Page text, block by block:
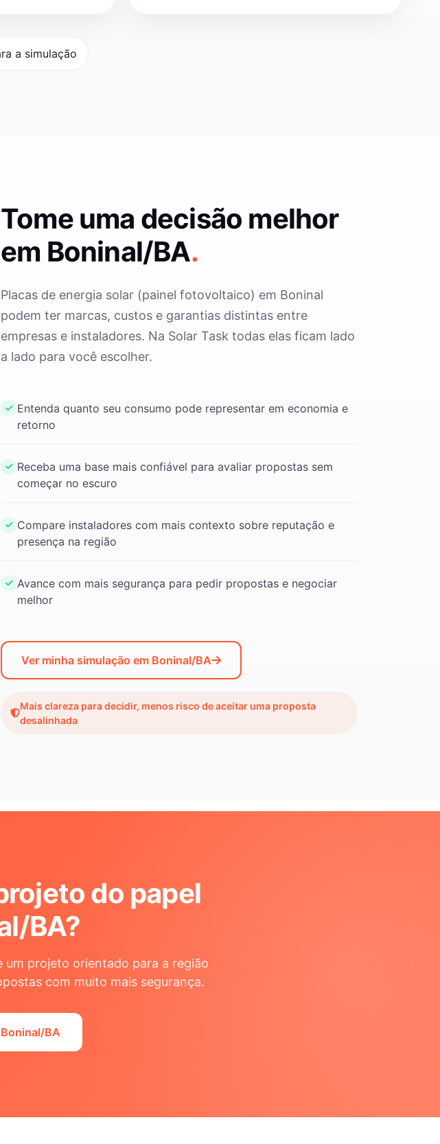
a simulação
Tome uma decisão melhor
em Boninal/BA.
Placas de energia solar (painel fotovoltaico) em Boninal
podem ter marcas, custos e garantias distintas entre
empresas e instaladores. Na Solar Task todas elas ficam lado
a lado para você escolher.
Entenda quanto seu consumo pode representar em economia e
retorno
Receba uma base mais confiável para avaliar propostas sem
começar no escuro
Compare instaladores com mais contexto sobre reputação e
presença na região
Avance com mais segurança para pedir propostas e negociar
melhor
Ver minha simulação em Boninal/BA
Mais clareza para decidir, menos risco de aceitar uma proposta
desalinhada
do papel
BA?
um projeto orientado para a região
com muito mais segurança.
BA